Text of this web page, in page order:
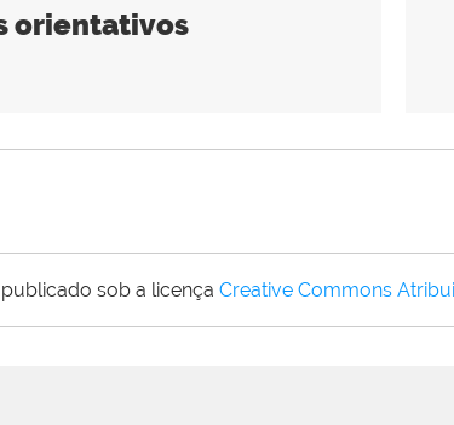
orientativos
sob a licença Creative Commons